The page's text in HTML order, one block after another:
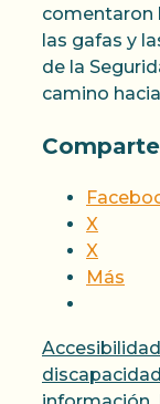
comentaron
las gafas y
de la
camino
X
X
Más
Categorías
Accesibilidad